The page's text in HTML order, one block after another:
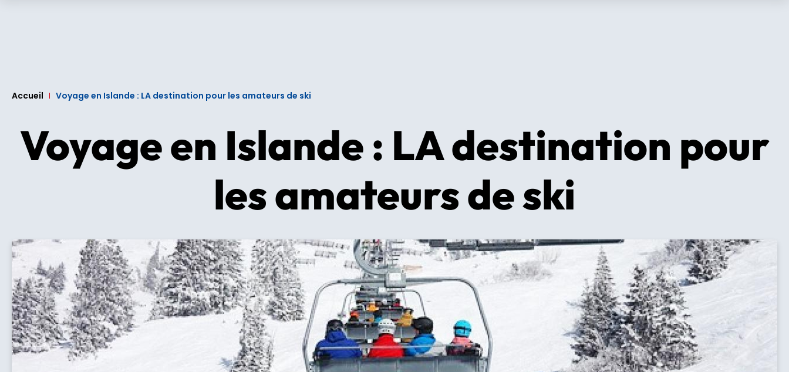
Accueil Voyage en Islande : LA destination pour les amateurs de ski
Voyage en Islande : LA destination pour
les amateurs de ski